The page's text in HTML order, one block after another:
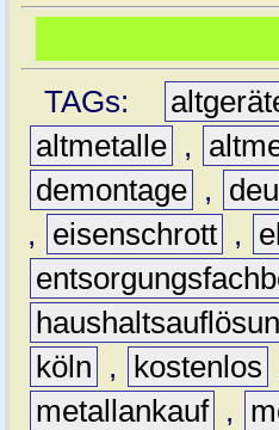
TAGs:
altmetalle ,
demontage ,
,
eisenschrott ,
köln
, kostenlos
metallankauf ,